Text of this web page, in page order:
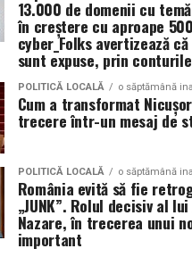
deepfake sunt folosite și
sau prezentatori
tombole, platforme de
apoi prin reclame
reduc semnificativ
tehnică necesare pentru
fraudă. În locul mesajelor
atacatorii pot genera
pentru anumite industrii,
profesionale.
din pahare
pe care îl poți încerca la
unui turn din
echipe, care vor primi
patru pahare, urmând apoi
respectiv 2 și 1 pahar.
cel mai repede un
aceste activități poate fi
13.000 de domenii cu
în creștere cu aproape
cyber_Folks avertizează
sunt expuse, prin
POLITICĂ LOCALĂ o săptămână
Cum a transformat
trecere într-un mesaj de
POLITICĂ LOCALĂ o săptămână
România evită să fie
„JUNK”. Rolul decisiv al
Nazare, în trecerea unui
important